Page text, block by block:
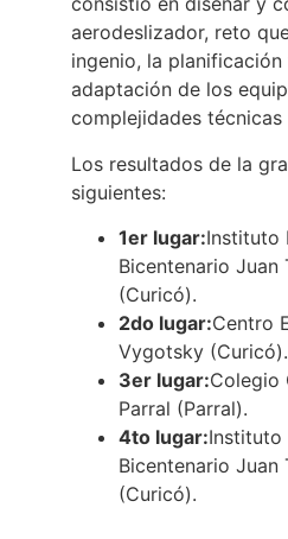
aerodeslizador, reto
ingenio, la
adaptación de los
complejidades técnicas
Los resultados de la
siguientes:
1er lugar:Instituto
Bicentenario Juan
(Curicó).
2do lugar:Centro
Vygotsky (Curicó).
3er lugar:Colegio
Parral (Parral).
4to lugar:Instituto
Bicentenario Juan
(Curicó).